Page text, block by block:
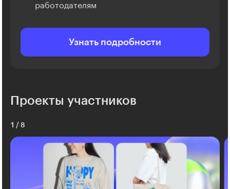
работодателям
Узнать подробности
Проекты участников
1 / 8